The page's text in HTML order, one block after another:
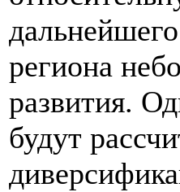
региона
развития.
будут